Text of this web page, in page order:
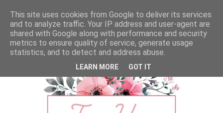
This site uses cookies from Google to deliver its services
and to analyze traffic. Your IP address and user-agent are
shared with Google along with performance and security
metrics to ensure quality of service, generate usage
statistics, and to detect and address abuse.
LEARN MORE GOT IT